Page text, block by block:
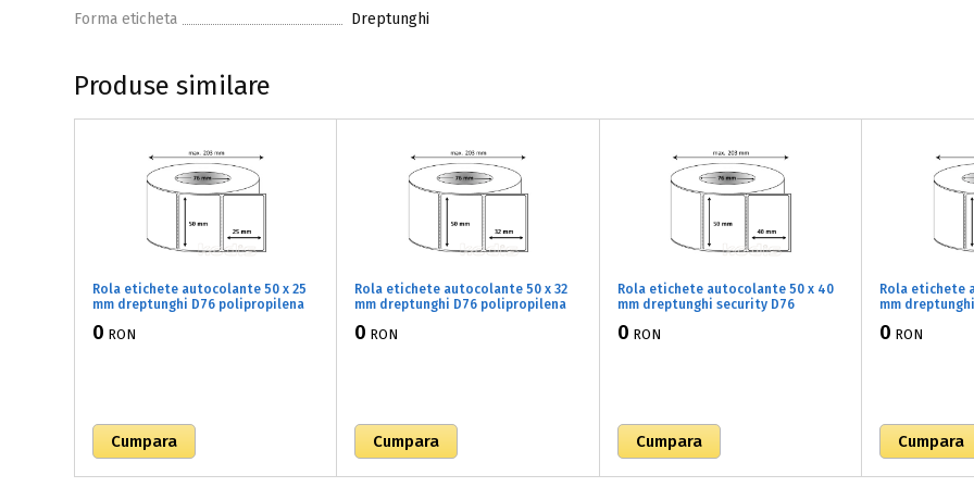
Forma eticheta
Dreptunghi
Produse similare
Rola etichete autocolante 50 x 25
mm dreptunghi D76 polipropilena
buc/rola (72x050025)
0 RON
Rola etichete autocolante 50 x 32
mm dreptunghi D76 polipropilena
buc/rola (72x050032)
0 RON
Rola etichete autocolante 50 x 40
mm dreptunghi security D76
lucios, 4000 buc/rola (72x050040)
0 RON
Rola etichete
mm
buc/rola
0 RON